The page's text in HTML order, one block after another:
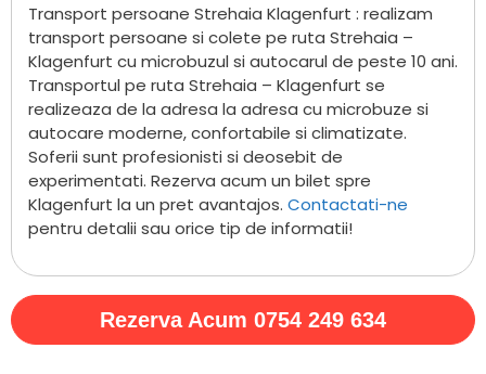
Transport persoane Strehaia Klagenfurt : realizam
transport persoane si colete pe ruta Strehaia –
Klagenfurt cu microbuzul si autocarul de peste 10 ani.
Transportul pe ruta Strehaia – Klagenfurt se
realizeaza de la adresa la adresa cu microbuze si
autocare moderne, confortabile si climatizate.
Soferii sunt profesionisti si deosebit de
experimentati. Rezerva acum un bilet spre
Klagenfurt la un pret avantajos. Contactati-ne
pentru detalii sau orice tip de informatii!
Rezerva Acum 0754 249 634